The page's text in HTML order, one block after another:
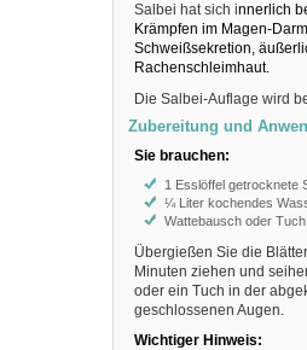
Salbei hat sich innerlich
Krämpfen im Magen-
Schweißsekretion,
Rachenschleimhaut.
Die Salbei-Auflage wird
Zubereitung und
Sie brauchen:
1 Esslöffel getrocknete
¼ Liter kochendes
Wattebausch oder Tuch
Übergießen Sie die
Minuten ziehen und
oder ein Tuch in der
geschlossenen Augen.
Wichtiger Hinweis: